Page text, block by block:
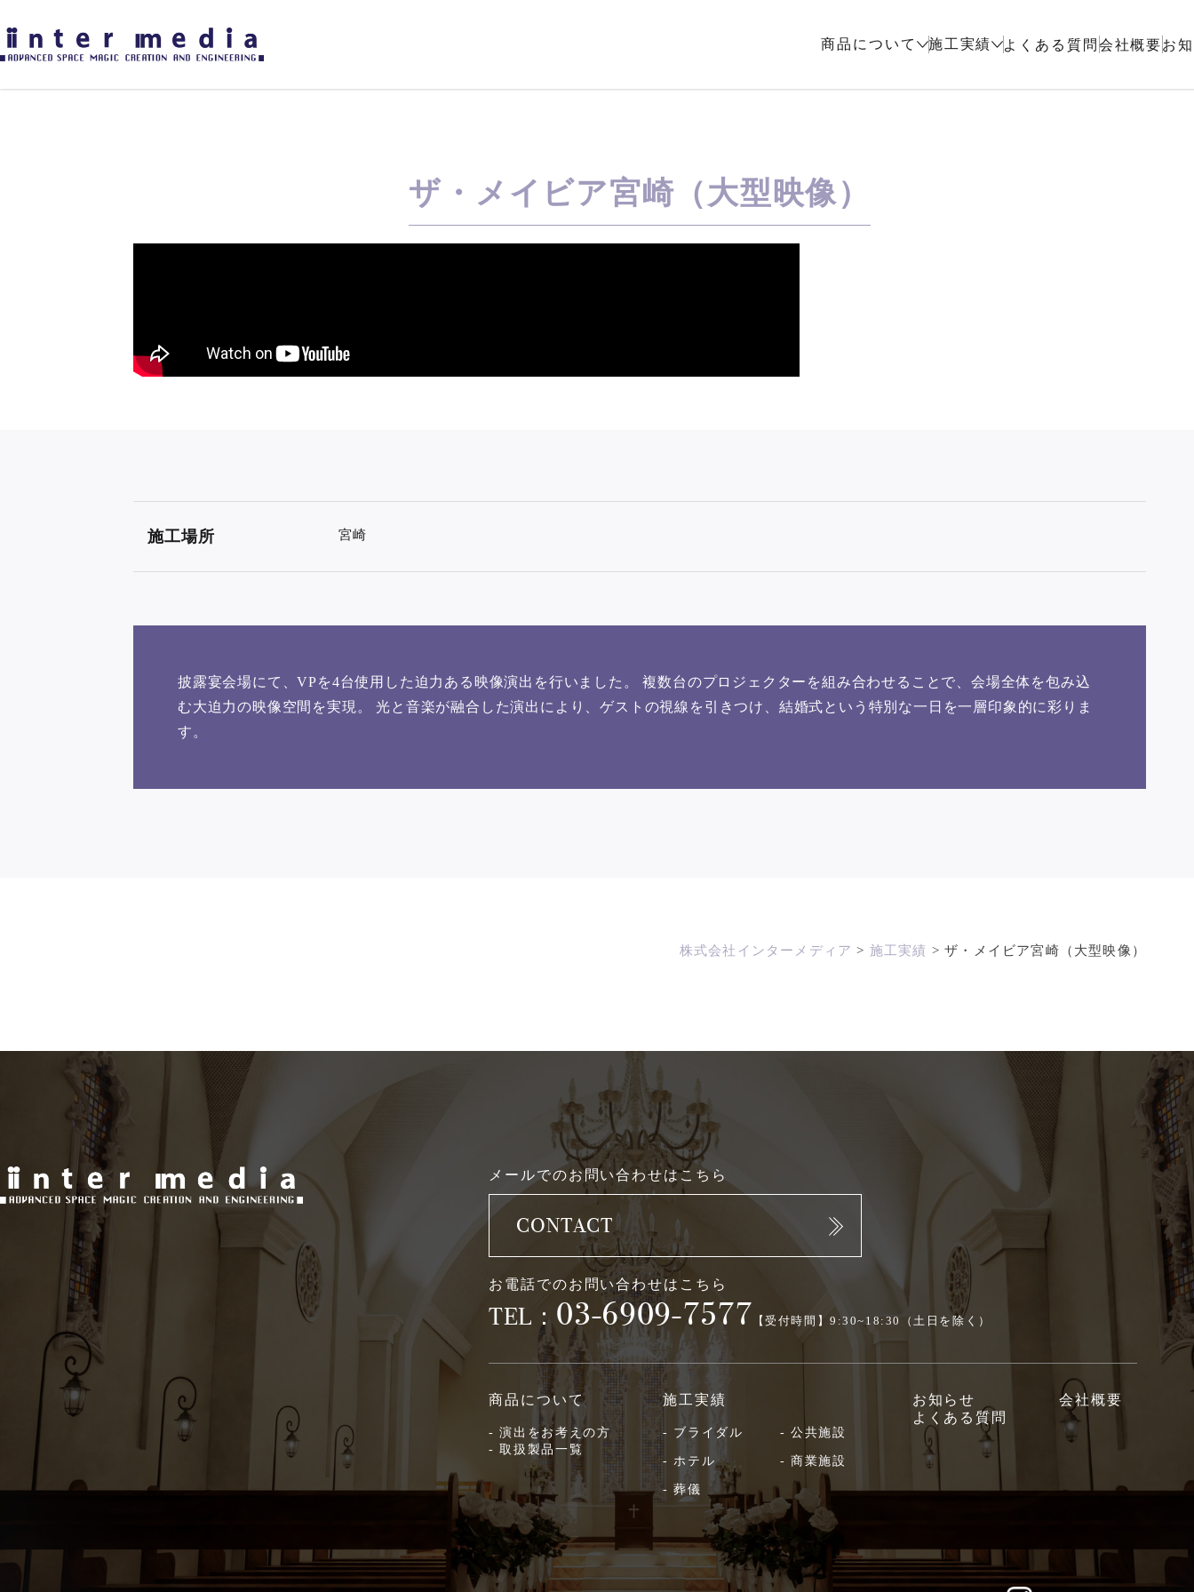
商品について 施工実績 よくある質問 会社概要お
ザ・メイビア宮崎（大型映像）
施工場所 宮崎
披露宴会場にて、VPを4台使用した迫力ある映像演出を行いました。 複数台のプロジェクターを組み合わせることで、会場全体を包み込
む大迫力の映像空間を実現。 光と音楽が融合した演出により、ゲストの視線を引きつけ、結婚式という特別な一日を一層印象的に彩りま
す。
株式会社インターメディア > 施工実績 >ザ・メイビア宮崎（大型映像）
メールでのお問い合わせはこちら
CONTACT
お電話でのお問い合わせはこちら
TEL ： 03-6909-7577 【受付時間】9:30~18:30（土日を除く）
商品について
- 演出をお考えの方
- 取扱製品一覧
施工実績
- ブライダル - 公共施設
- ホテル - 商業施設
- 葬儀
お知らせ
よくある質問
会社概要